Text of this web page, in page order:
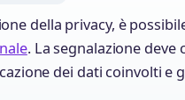
della privacy, è
. La segnalazione
dei dati coinvolti e